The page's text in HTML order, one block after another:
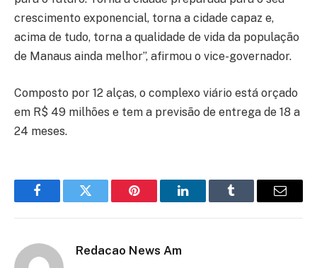
crescimento exponencial, torna a cidade capaz e,
acima de tudo, torna a qualidade de vida da população
de Manaus ainda melhor”, afirmou o vice-governador.
Composto por 12 alças, o complexo viário está orçado
em R$ 49 milhões e tem a previsão de entrega de 18 a
24 meses.
FacebookTwitter Pinterest LinkedInTumblr Email
Redacao News Am